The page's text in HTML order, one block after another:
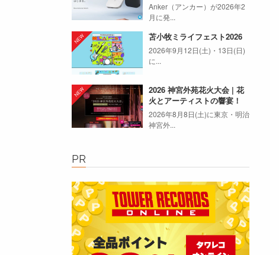
Anker（アンカー）が2026年2
月に発...
苫小牧ミライフェスト2026
2026年9月12日(土)・13日(日)
に...
2026 神宮外苑花火大会 | 花
火とアーティストの響宴！
2026年8月8日(土)に東京・明治
神宮外...
PR